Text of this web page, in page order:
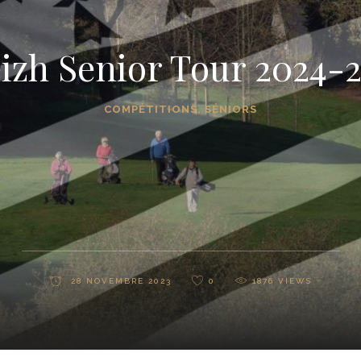
Senior Tour 2024-
COMPÉTITIONS, SÉNIORS
28 NOVEMBRE 2023 0 1876 VIEWS